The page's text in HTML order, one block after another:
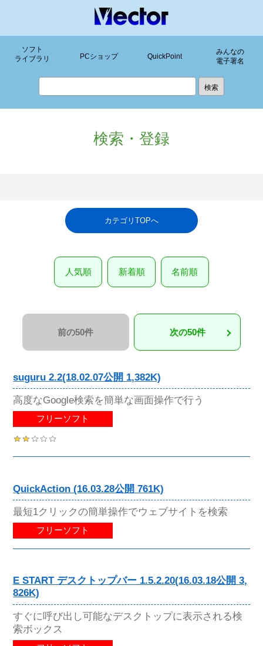
ソフト
ライブラリ
PCショップ QuickPoint
みんなの
電子署名
検索・登録
カテゴリTOPへ
人気順 新着順 名前順
前の50件 次の50件
suguru 2.2(18.02.07公開 1,382K)
高度なGoogle検索を簡単な画面操作で行う
フリーソフト
QuickAction (16.03.28公開 761K)
最短1クリックの簡単操作でウェブサイトを検索
フリーソフト
E START デスクトップバー 1.5.2.20(16.03.18公開 3,
826K)
すぐに呼び出し可能なデスクトップに表示される検
索ボックス